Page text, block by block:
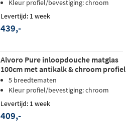
Kleur profiel/bevestiging: chroom
Levertijd: 1 week
439,-
Alvoro Pure inloopdouche matglas
100cm met antikalk & chroom profiel
5 breedtematen
Kleur profiel/bevestiging: chroom
Levertijd: 1 week
409,-